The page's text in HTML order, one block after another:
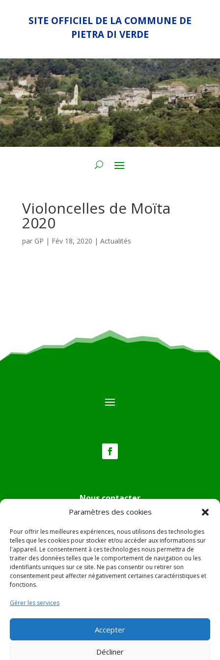
Paramètres des cookies
Pour offrir les meilleures expériences, nous utilisons des technologies
telles que les cookies pour stocker et/ou accéder aux informations sur
l'appareil. Le consentement à ces technologies nous permettra de
traiter des données telles que le comportement de navigation ou les
identifiants uniques sur ce site. Ne pas consentir ou retirer son
consentement peut affecter négativement certaines caractéristiques et
fonctions.
Gérer les services
Accepter
Décliner
SITE OFFICIEL DE LA COMMUNE DE
PIETRA DI VERDE
Violoncelles de Moïta
2020
par GP | Fév 18, 2020 | Actualités
Nous contacter
Tél :04.95.36.24.02
Mail:
mairie.pietradiverde@wanadoo.fr
Adresse :Hôtel de ville de Pietra di Verde
Le village
20230 Pietra di Verde
© 2022 Mairie de Pietra Di Verde – Réalisation